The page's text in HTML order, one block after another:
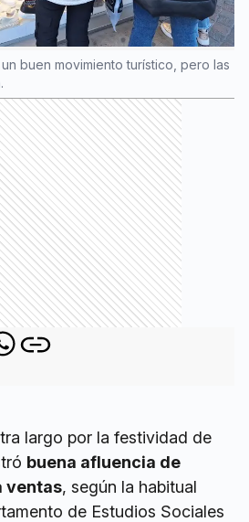
buen movimiento turístico, pero las
largo por la festividad de
buena afluencia de
ventas, según la habitual
de Estudios Sociales